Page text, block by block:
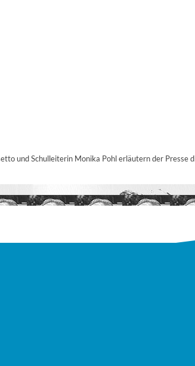
und Schulleiterin Monika Pohl erläutern der Presse